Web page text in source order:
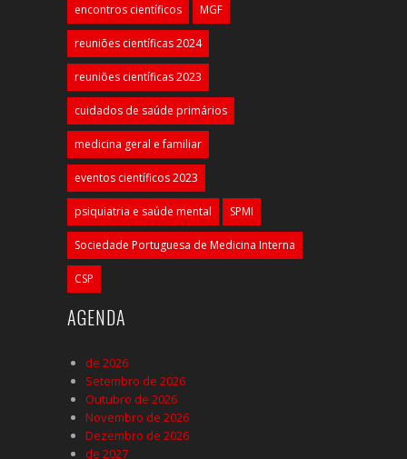
encontros científicos MGF
reuniões científicas 2024
reuniões científicas 2023
cuidados de saúde primários
medicina geral e familiar
eventos científicos 2023
psiquiatria e saúde mental SPMI
Sociedade Portuguesa de Medicina Interna
CSP
AGENDA
de 2026
Setembro de 2026
Outubro de 2026
Novembro de 2026
Dezembro de 2026
de 2027